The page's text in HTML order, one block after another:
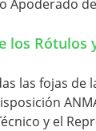
Apoderado
los Rótulos
las fojas
y el